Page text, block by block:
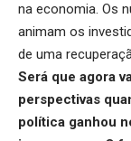
na economia. Os
animam os
de uma
Será que agora
perspectivas
política ganhou